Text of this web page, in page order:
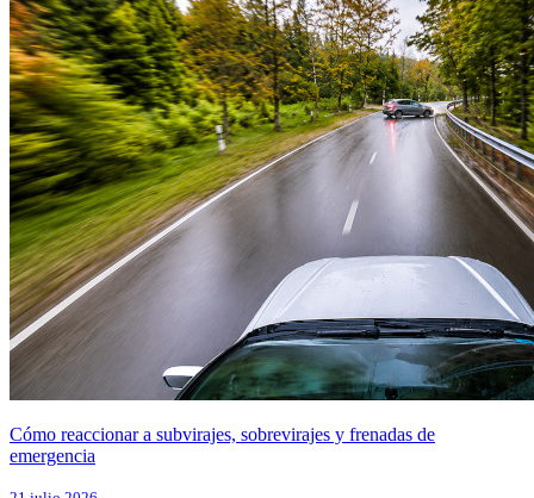
Cómo reaccionar a subvirajes, sobrevirajes y frenadas de
emergencia